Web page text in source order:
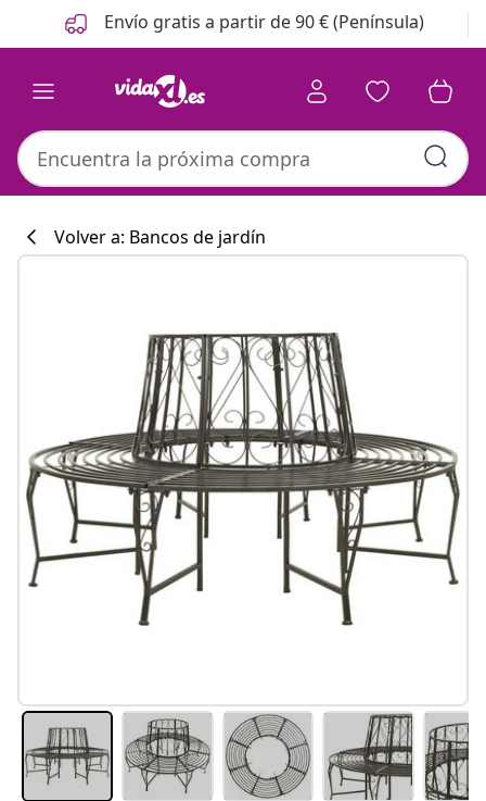
Anterior
Siguiente Envío gratis a partir de 90 € (Península)
#sharemevidaxl
Volver a: Bancos de jardín